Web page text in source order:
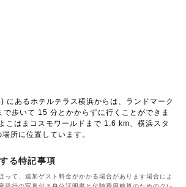
にあるホテルテラス横浜からは、ランドマーク
で歩いて 15 分とかからずに行くことができま
こはまコスモワールドまで 1.6 km、横浜スタ
所に位置しています。
る特記事項
って、追加ゲスト料金がかかる場合があります場合によ